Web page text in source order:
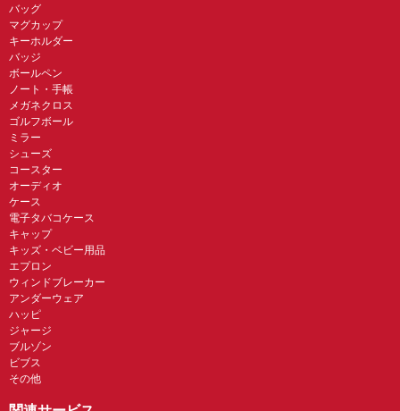
バッグ
マグカップ
キーホルダー
バッジ
ボールペン
ノート・手帳
メガネクロス
ゴルフボール
ミラー
シューズ
コースター
オーディオ
ケース
電子タバコケース
キャップ
キッズ・ベビー用品
エプロン
ウィンドブレーカー
アンダーウェア
ハッピ
ジャージ
ブルゾン
ビブス
その他